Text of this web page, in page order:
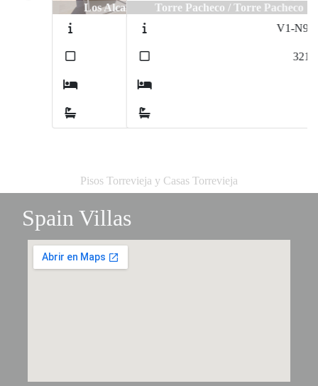
Torre Pacheco / Torre Pacheco
Pisos Torrevieja y Casas Torrevieja
Spain Villas